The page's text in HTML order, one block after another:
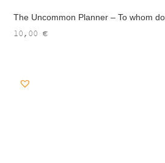
The Uncommon Planner – To whom
10,00€